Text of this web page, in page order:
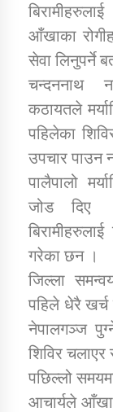
तातोपानी
आँखाका
सेवा लिनुपर्ने
चन्दननाथ
कठायतले
पहिलेका
उपचार
पालैपालो
जोड दिए
गरेका छन ।
जिल्ला
पहिले धेरै खर्च
नेपालगञ्ज
शिविर चलाएर
पछिल्लो
आचार्यले